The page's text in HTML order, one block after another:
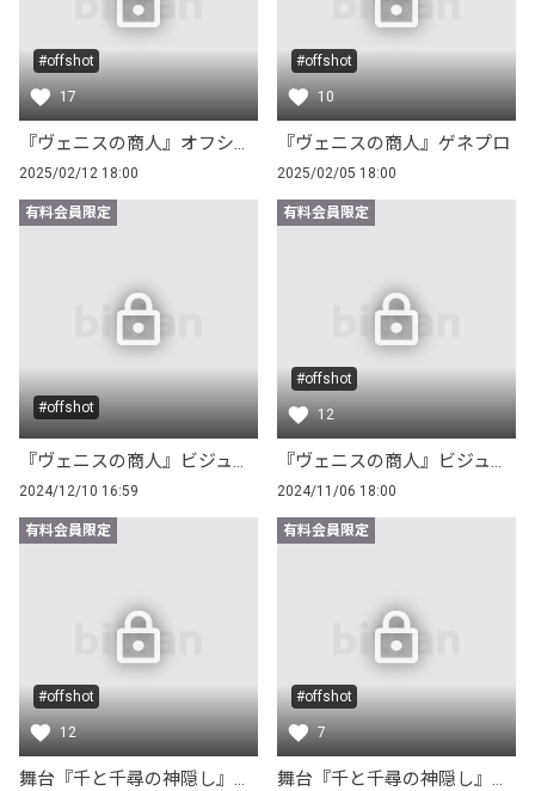
#offshot
17
『ヴェニスの商人』オフショット～Part.1～
2025/02/12 18:00
#offshot
10
『ヴェニスの商人』ゲネプロ
2025/02/05 18:00
有料会員限定
#offshot
『ヴェニスの商人』ビジュアル撮影オフショット Part.2
2024/12/10 16:59
有料会員限定
#offshot
12
『ヴェニスの商人』ビジュアル撮影オフショット
2024/11/06 18:00
有料会員限定
#offshot
12
舞台『千と千尋の神隠し』製作会見オフショット
有料会員限定
#offshot
7
舞台『千と千尋の神隠し』製作会見